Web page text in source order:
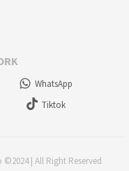
WhatsApp
Tiktok
| All Right Reserved